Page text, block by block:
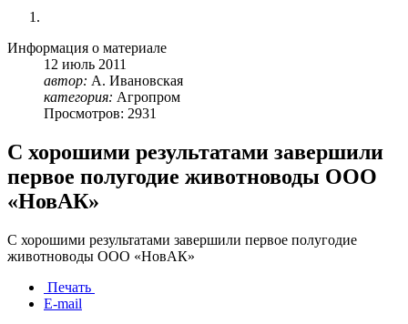
Информация о материале
12 июль 2011
автор: А. Ивановская
категория: Агропром
Просмотров: 2931
С хорошими результатами завершили
первое полугодие животноводы ООО
«НовАК»
С хорошими результатами завершили первое полугодие
животноводы ООО «НовАК»
Печать
E-mail